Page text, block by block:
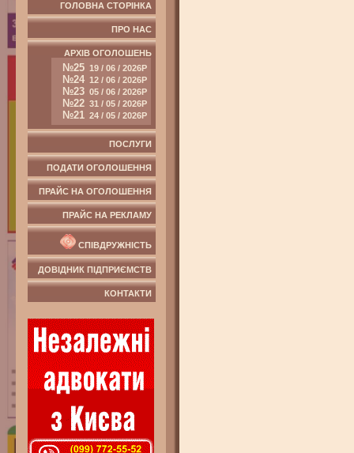
ГОЛОВНА СТОРІНКА
ПРО НАС
АРХІВ ОГОЛОШЕНЬ
№25 19 / 06 / 2026Р
№24 12 / 06 / 2026Р
№23 05 / 06 / 2026Р
№22 31 / 05 / 2026Р
№21 24 / 05 / 2026Р
ПОСЛУГИ
ПОДАТИ ОГОЛОШЕННЯ
ПРАЙС НА ОГОЛОШЕННЯ
ПРАЙС НА РЕКЛАМУ
СПІВДРУЖНІСТЬ
ДОВІДНИК ПІДПРИЄМСТВ
КОНТАКТИ